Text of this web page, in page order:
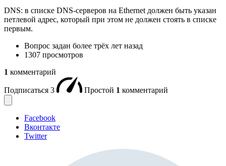
DNS: в списке DNS-серверов на Ethernet должен быть указан
петлевой адрес, который при этом не должен стоять в списке
первым.
Вопрос задан более трёх лет назад
1307 просмотров
1 комментарий
Подписаться 3 Простой 1 комментарий
Facebook
Вконтакте
Twitter